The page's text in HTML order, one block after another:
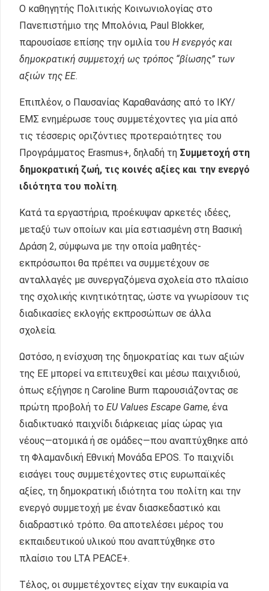
Ο καθηγητής Πολιτικής Κοινωνιολογίας στο
Πανεπιστήμιο της Μπολόνια, Paul Blokker,
παρουσίασε επίσης την ομιλία του Η ενεργός και
δημοκρατική συμμετοχή ως τρόπος “βίωσης” των
αξιών της ΕΕ.
Επιπλέον, ο Παυσανίας Καραθανάσης από το ΙΚΥ/
ΕΜΣ ενημέρωσε τους συμμετέχοντες για μία από
τις τέσσερις οριζόντιες προτεραιότητες του
Προγράμματος Erasmus+, δηλαδή τη Συμμετοχή στη
δημοκρατική ζωή, τις κοινές αξίες και την ενεργό
ιδιότητα του πολίτη.
Κατά τα εργαστήρια, προέκυψαν αρκετές ιδέες,
μεταξύ των οποίων και μία εστιασμένη στη Βασική
Δράση 2, σύμφωνα με την οποία μαθητές-
εκπρόσωποι θα πρέπει να συμμετέχουν σε
ανταλλαγές με συνεργαζόμενα σχολεία στο πλαίσιο
της σχολικής κινητικότητας, ώστε να γνωρίσουν τις
διαδικασίες εκλογής εκπροσώπων σε άλλα
σχολεία.
Ωστόσο, η ενίσχυση της δημοκρατίας και των αξιών
της ΕΕ μπορεί να επιτευχθεί και μέσω παιχνιδιού,
όπως εξήγησε η Caroline Burm παρουσιάζοντας σε
πρώτη προβολή το EU Values Escape Game, ένα
διαδικτυακό παιχνίδι διάρκειας μίας ώρας για
νέους—ατομικά ή σε ομάδες—που αναπτύχθηκε από
τη Φλαμανδική Εθνική Μονάδα EPOS. Το παιχνίδι
εισάγει τους συμμετέχοντες στις ευρωπαϊκές
αξίες, τη δημοκρατική ιδιότητα του πολίτη και την
ενεργό συμμετοχή με έναν διασκεδαστικό και
διαδραστικό τρόπο. Θα αποτελέσει μέρος του
εκπαιδευτικού υλικού που αναπτύχθηκε στο
πλαίσιο του LTA PEACE+.
Τέλος, οι συμμετέχοντες είχαν την ευκαιρία να